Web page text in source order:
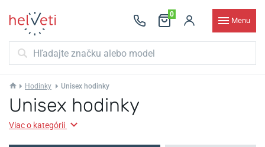
0
Menu
Hodinky Unisex hodinky
Unisex hodinky
Viac o kategórii